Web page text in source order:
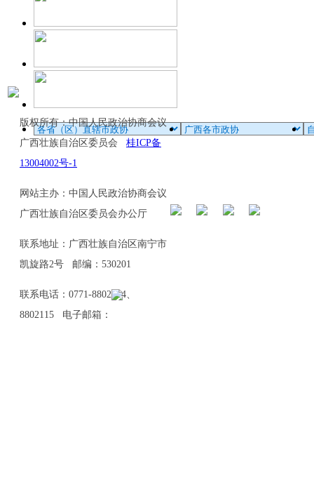
版权所有：中国人民政治协商会议
广西壮族自治区委员会 桂ICP备
13004002号-1
网站主办：中国人民政治协商会议
广西壮族自治区委员会办公厅
联系地址：广西壮族自治区南宁市
凯旋路2号 邮编：530201
联系电话：0771-8802114、
8802115 电子邮箱：